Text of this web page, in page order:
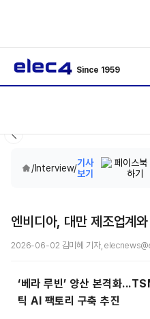
Since 1959
/Interview/기사
보기
엔비디아, 대만 제조업계
2026-06-02 김미혜 기자,
‘베라 루빈’ 양산 본격화
틱 AI 팩토리 구축 추진